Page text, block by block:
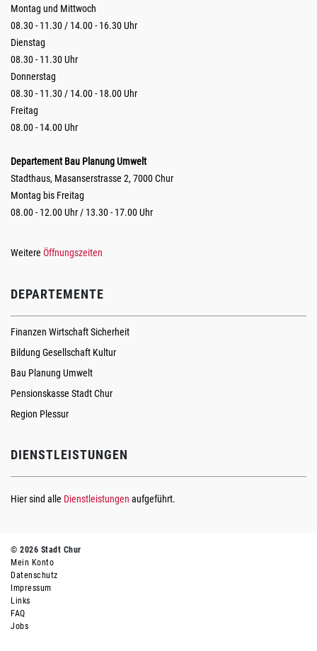
Montag und Mittwoch
08.30 - 11.30 / 14.00 - 16.30 Uhr
Dienstag
08.30 - 11.30 Uhr
Donnerstag
08.30 - 11.30 / 14.00 - 18.00 Uhr
Freitag
08.00 - 14.00 Uhr
Departement Bau Planung Umwelt
Stadthaus, Masanserstrasse 2, 7000 Chur
Montag bis Freitag
08.00 - 12.00 Uhr / 13.30 - 17.00 Uhr
Weitere Öffnungszeiten
DEPARTEMENTE
Finanzen Wirtschaft Sicherheit
Bildung Gesellschaft Kultur
Bau Planung Umwelt
Pensionskasse Stadt Chur
Region Plessur
DIENSTLEISTUNGEN
Hier sind alle Dienstleistungen aufgeführt.
© 2026 Stadt Chur
Mein Konto
Datenschutz
Impressum
Links
FAQ
Jobs